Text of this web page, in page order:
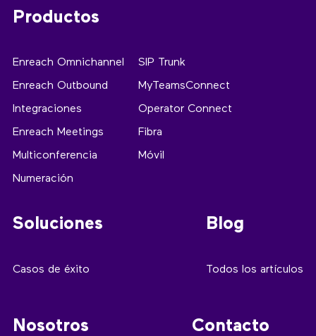
Productos
Enreach Omnichannel
Enreach Outbound
Integraciones
Enreach Meetings
Multiconferencia
Numeración
SIP Trunk
MyTeamsConnect
Operator Connect
Fibra
Móvil
Soluciones
Casos de éxito
Blog
Todos los artículos
Nosotros Contacto